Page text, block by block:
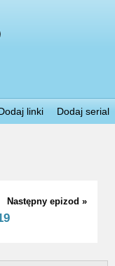
linki Dodaj serial
Następny epizod »